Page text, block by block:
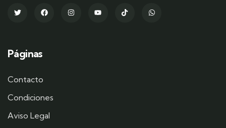
Páginas
Contacto
Condiciones
Aviso Legal